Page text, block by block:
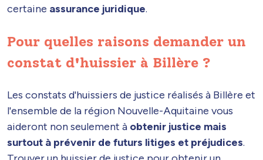
certaine assurance juridique.
Pour quelles raisons demander un
constat d'huissier à Billère ?
Les constats d'huissiers de justice réalisés à Billère et
l'ensemble de la région Nouvelle-Aquitaine vous
aideront non seulement à obtenir justice mais
surtout à prévenir de futurs litiges et préjudices.